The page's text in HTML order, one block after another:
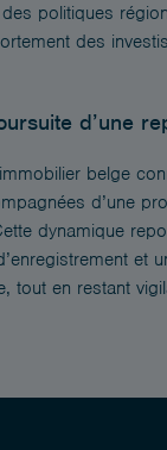
des politiques
des
d’une
belge
d’une
dynamique
et
tout en restant